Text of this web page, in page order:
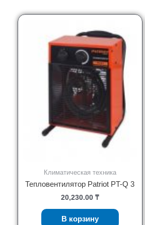
Климатическая техника
Тепловентилятор Patriot PT-Q 3
20,230.00₸
В корзину